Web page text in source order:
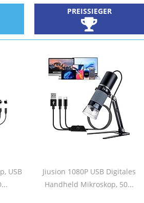
PREISSIEGER
USB
Jiusion 1080P USB Digitales
Handheld Mikroskop, 50...